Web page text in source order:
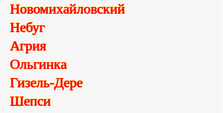
Новомихайловский
Небуг
Агрия
Ольгинка
Гизель-Дере
Шепси